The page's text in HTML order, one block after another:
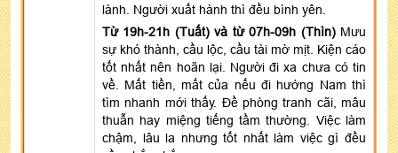
lành. Người xuất hành thì đều bình yên.
Từ 19h-21h (Tuất) và từ 07h-09h (Thìn) Mưu
sự khó thành, cầu lộc, cầu tài mờ mịt. Kiện cáo
tốt nhất nên hoãn lại. Người đi xa chưa có tin
về. Mất tiền, mất của nếu đi hướng Nam thì
tìm nhanh mới thấy. Đề phòng tranh cãi, mâu
thuẫn hay miệng tiếng tầm thường. Việc làm
chậm, lâu la nhưng tốt nhất làm việc gì đều